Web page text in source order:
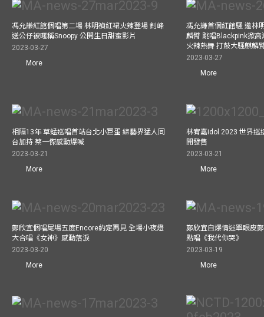
馮允謙紅館個唱第二場 林明禎紅裙火辣登場 釗峰
送公仔被暱稱Snoopy 公開生日甜蜜影片
2023-03-27
More
馮允謙首個紅館騷 邀林
麟臂 跳唱Blackpink掀
火辣熱舞 打鼓大騷麒麟
2023-03-27
More
相隔13年 草蜢巡唱首站台北小巨蛋 綜藝界猛人同
台加持 蔡一傑感動爆喊
2023-03-21
More
林宥嘉idol 2023 世界巡
開發售
2023-03-21
More
鄭欣宜個唱尾場五度Encore約定再見 全場小夜燈
大合唱《女神》感動落淚
2023-03-20
More
鄭欣宜自爆情迷單眼皮
點唱《我代你哭》
2023-03-19
More